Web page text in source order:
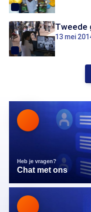
Tweede
13 mei
Heb je vragen?
Chat met ons